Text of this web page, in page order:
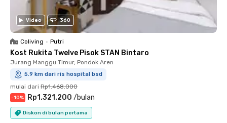
Video 360
Coliving • Putri
Kost Rukita Twelve Pisok STAN Bintaro
Jurang Manggu Timur, Pondok Aren
5.9 km dari ris hospital bsd
mulai dari Rp1.468.000
-10% Rp1.321.200 /bulan
Diskon di bulan pertama